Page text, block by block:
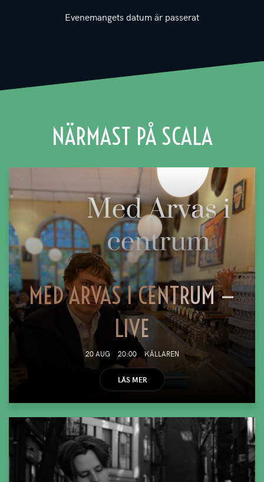
Evenemangets datum är passerat
NÄRMAST PÅ SCALA
MED ARVAS I CENTRUM —
LIVE
20 AUG 20:00 KÄLLAREN
LÄS MER